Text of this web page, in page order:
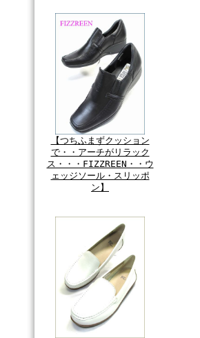
【つちふまずクッション
で・・アーチがリラック
ス・・・FIZZREEN・・ウ
ェッジソール・スリッポ
ン】